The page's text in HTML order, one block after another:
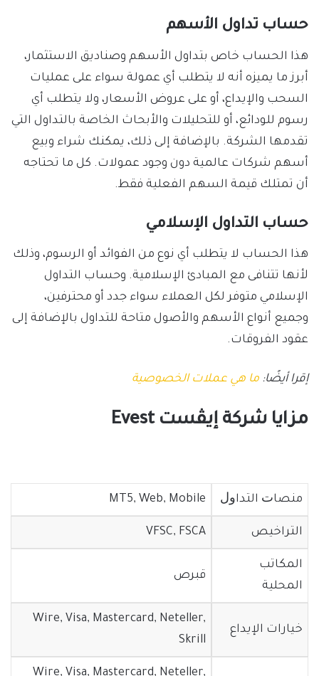
حساب تداول الأسهم
هذا الحساب خاص بتداول الأسهم وصناديق الاستثمار،
أبرز ما يميزه أنه لا يتطلب أي عمولة سواء على عمليات
السحب والإيداع، أو على عروض الأسعار، ولا يتطلب أي
رسوم للودائع، أو للتحليلات والأبحاث الخاصة بالتداول التي
تقدمها الشركة. بالإضافة إلى ذلك، يمكنك شراء وبيع
أسهم شركات عالمية دون وجود عمولات. كل ما تحتاجه
أن تمتلك قيمة السهم الفعلية فقط.
حساب التداول الإسلامي
هذا الحساب لا يتطلب أي نوع من الفوائد أو الرسوم، وذلك
لأنها تتنافى مع المبادئ الإسلامية. وحساب التداول
الإسلامي متوفر لكل العملاء سواء جدد أو محترفين،
وجميع أنواع الأسهم والأصول متاحة للتداول بالإضافة إلى
عقود الفروقات.
إقرا أيضًا: ما هي عملات الخصوصية
مزايا شركة إيڤست Evest
ﻣﻨﺼﺎﺕ اﻟﺘﺪاﻭﻝ MT5, Web, Mobile
التراخيص VFSC, FSCA
المكاتب
المحلية
قبرص
خيارات الإيداع
Wire, Visa, Mastercard, Neteller,
Skrill
Wire, Visa, Mastercard, Neteller,